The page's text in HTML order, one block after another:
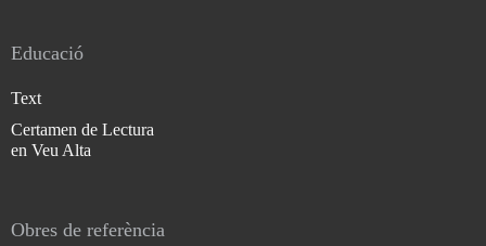
Educació
Text
Certamen de Lectura
en Veu Alta
Obres de referència